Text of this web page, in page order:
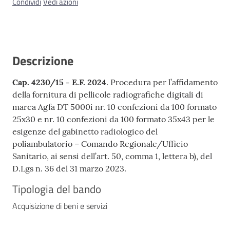
Descrizione
Cap. 4230/15 - E.F. 2024. Procedura per l’affidamento
della fornitura di pellicole radiografiche digitali di
marca Agfa DT 5000i nr. 10 confezioni da 100 formato
25x30 e nr. 10 confezioni da 100 formato 35x43 per le
esigenze del gabinetto radiologico del
poliambulatorio – Comando Regionale/Ufficio
Sanitario, ai sensi dell’art. 50, comma 1, lettera b), del
D.Lgs n. 36 del 31 marzo 2023.
Tipologia del bando
Acquisizione di beni e servizi